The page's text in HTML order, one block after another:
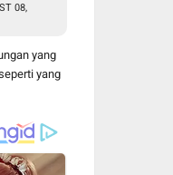
08,
yang
yang